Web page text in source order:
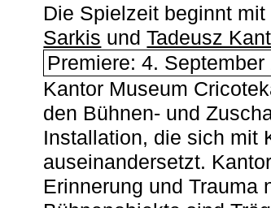
Die Spielzeit beginnt
Sarkis undTadeusz
Premiere: 4. September
Kantor Museum
den Bühnen- und
Installation, die sich mit
auseinandersetzt.
Erinnerung und Trauma